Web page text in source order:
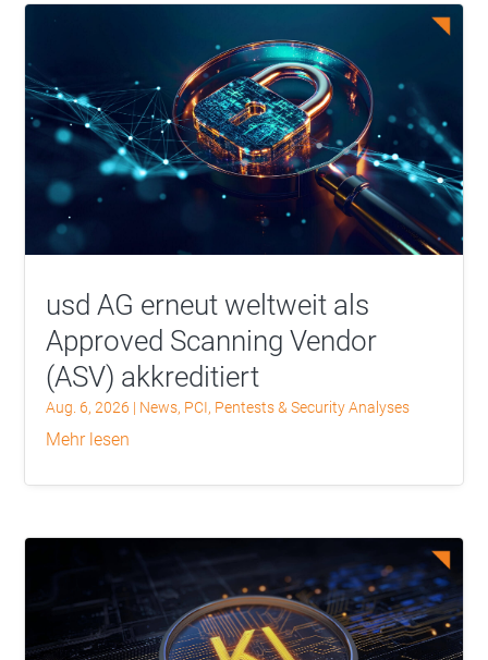
usd AG erneut weltweit als
Approved Scanning Vendor
(ASV) akkreditiert
Aug. 6, 2026 | News, PCI, Pentests & Security Analyses
mehr lesen